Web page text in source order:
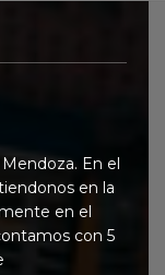
En el
en la
en el
con 5